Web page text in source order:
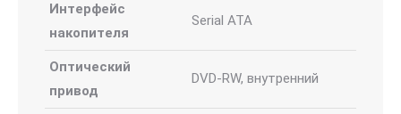
Интерфейс
накопителя
Serial ATA
Оптический
привод
DVD-RW, внутренний